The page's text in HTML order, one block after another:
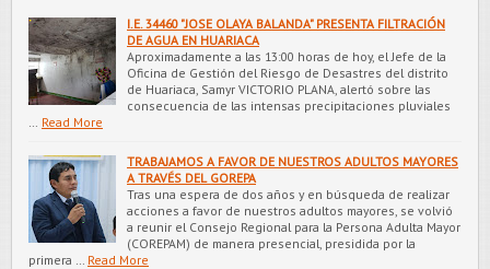
I.E. 34460 "JOSE OLAYA BALANDA" PRESENTA FILTRACIÓN
DE AGUA EN HUARIACA
Aproximadamente a las 13:00 horas de hoy, el Jefe de la
Oficina de Gestión del Riesgo de Desastres del distrito
de Huariaca, Samyr VICTORIO PLANA, alertó sobre las
consecuencia de las intensas precipitaciones pluviales
Read More
TRABAJAMOS A FAVOR DE NUESTROS ADULTOS MAYORES
A TRAVÉS DEL GOREPA
Tras una espera de dos años y en búsqueda de realizar
acciones a favor de nuestros adultos mayores, se volvió
a reunir el Consejo Regional para la Persona Adulta Mayor
(COREPAM) de manera presencial, presidida por la
primera …
Read More